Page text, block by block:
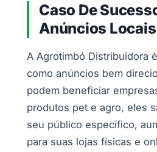
Caso De
Anúncios Locais
A Agrotimbó Distribuidora
como anúncios bem
podem beneficiar
produtos pet e agro, eles
seu público específico,
para suas lojas físicas e